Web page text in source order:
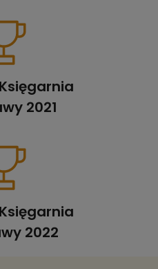
2021
2022